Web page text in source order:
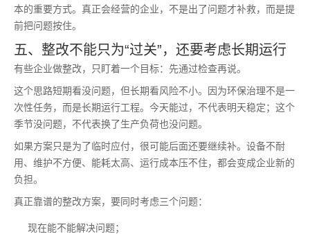
本的重要方式。真正会经营的企业，不是出了问题才补救，而是提
前把问题按住。
五、整改不能只为“过关”，还要考虑长期运行
有些企业做整改，只盯着一个目标：先通过检查再说。
这个思路短期看没问题，但长期看风险不小。因为环保治理不是一
次性任务，而是长期运行工程。今天能过，不代表明天稳定；这个
季节没问题，不代表换了生产负荷也没问题。
如果方案只是为了临时应付，很可能后面还要继续补。设备不耐
用、维护不方便、能耗太高、运行成本压不住，都会变成企业新的
负担。
真正靠谱的整改方案，要同时考虑三个问题：
现在能不能解决问题；